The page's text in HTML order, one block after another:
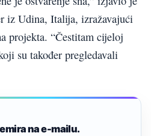
iz Udina, Italija, izražavajući
projekta. “Čestitam cijeloj
su također pregledavali
na e-mailu.